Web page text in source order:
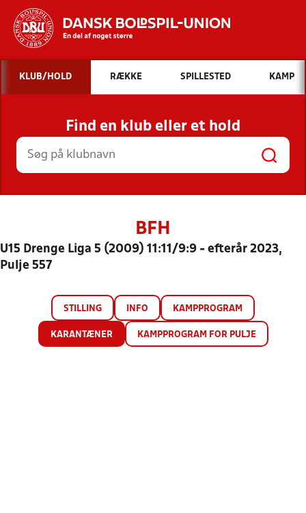
Hvad vil du søge efter?
INDHOLD OG NYHEDER
STILLINGER, RESULTATER, KLUBBER OG
HOLD
KLUB/HOLD RÆKKE SPILLESTED KAMP
Find en klub eller et hold
BFH
U15 Drenge Liga 5 (2009) 11:11/9:9 - efterår 2023,
Pulje 557
STILLING INFO KAMPPROGRAM
KARANTÆNER KAMPPROGRAM FOR PULJE